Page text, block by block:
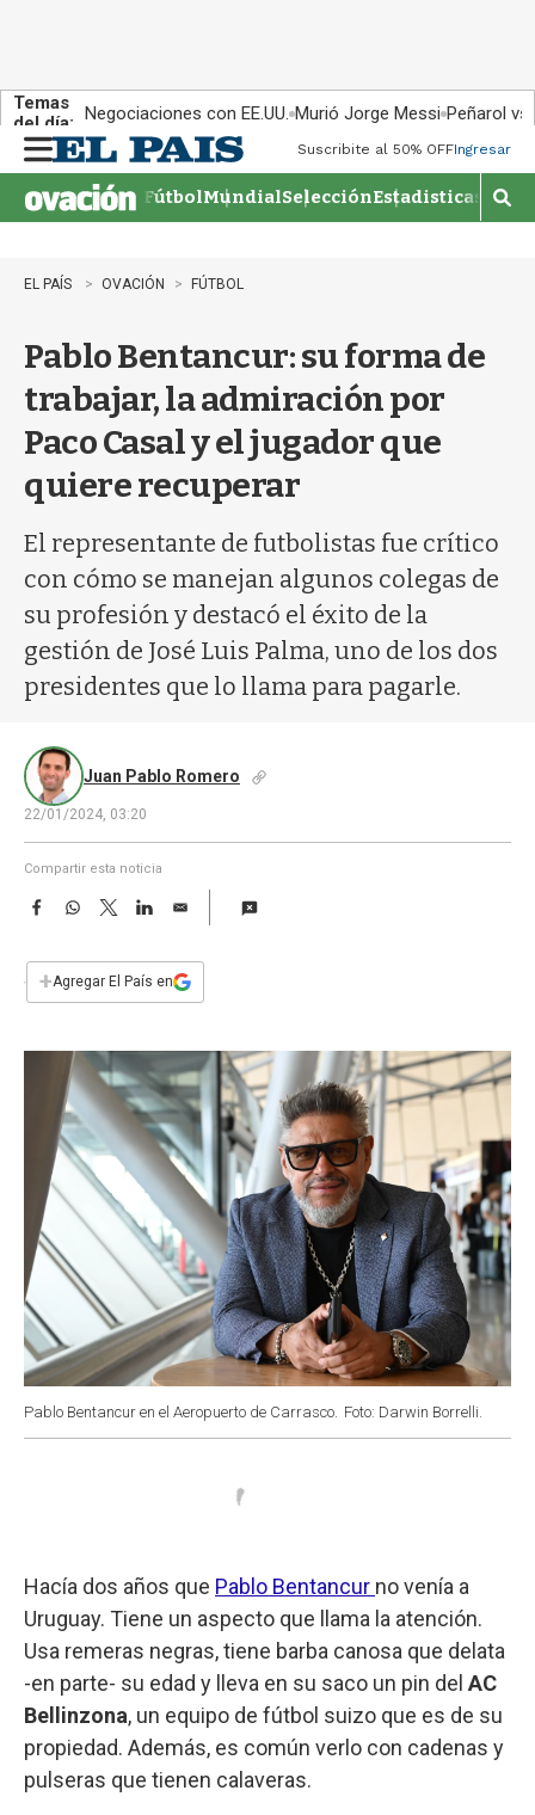
Temas
del día: Negociaciones con EE.UU. Murió Jorge Messi Peñarol
n
u
Suscribite al 50% OFFIngresar
FútbolMundialSelecciónEstadisticas
M
o
EL PAÍS OVACIÓN FÚTBOL
Pablo Bentancur: su forma de
trabajar, la admiración por
Paco Casal y el jugador que
quiere recuperar
El representante de futbolistas fue crítico
con cómo se manejan algunos colegas de
su profesión y destacó el éxito de la
gestión de José Luis Palma, uno de los dos
presidentes que lo llama para pagarle.
Juan Pablo Romero
22/01/2024, 03:20
Compartir esta noticia
F
e
b
W
s
p
T
w
t
L
n
E
i
l
+Agregar El País en
Pablo Bentancur en el Aeropuerto de Carrasco. Foto: Darwin Borrelli.
Hacía dos años que Pablo Bentancur no venía a
Uruguay. Tiene un aspecto que llama la atención.
Usa remeras negras, tiene barba canosa que delata
-en parte- su edad y lleva en su saco un pin del AC
Bellinzona, un equipo de fútbol suizo que es de su
propiedad. Además, es común verlo con cadenas y
pulseras que tienen calaveras.